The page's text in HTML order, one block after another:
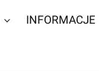
INFORMACJE